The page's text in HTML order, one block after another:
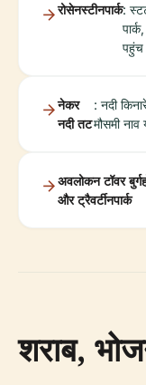
रोसेनस्टीनपार्क:
पहुंच
नेकर
नदी तट
: नदी
मौसमी
अवलोकन टॉवर
और ट्रैवर्टीनपार्क
शराब,